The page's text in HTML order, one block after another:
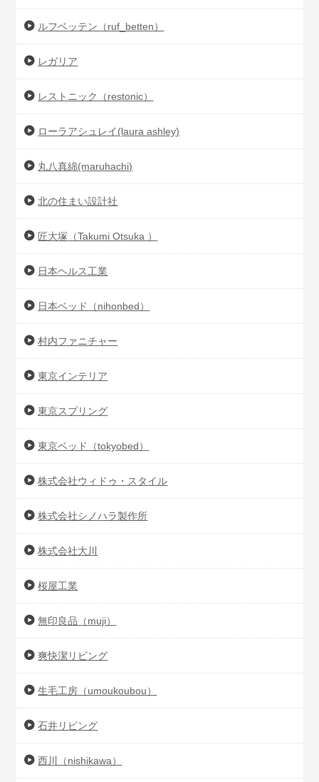
ルフベッテン（ruf_betten）
レガリア
レストニック（restonic）
ローラアシュレイ(laura ashley)
丸八真綿(maruhachi)
北の住まい設計社
匠大塚（Takumi Otsuka ）
日本ヘルス工業
日本ベッド（nihonbed）
村内ファニチャー
東京インテリア
東京スプリング
東京ベッド（tokyobed）
株式会社ウィドゥ・スタイル
株式会社シノハラ製作所
株式会社大川
桜屋工業
無印良品（muji）
爽快潔リビング
生毛工房（umoukoubou）
石井リビング
西川（nishikawa）